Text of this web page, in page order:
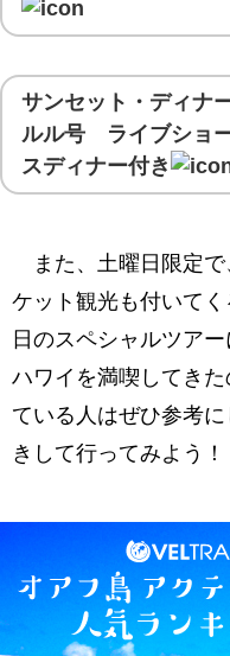
ワイアルアの店
ワイアルアコー
お店の中の様
コーヒーの試
いる
本当のロー
時間が来たの
ツアーのハイラ
ハレイワでの
ハッピーハレ
フ・ショップ
レイズのフリ
ハレイワ タ
サンセット・ディ
ルル号 ライブショ
スディナー付き
また、土曜日限定
ケット観光も付いて
日のスペシャルツア
ハワイを満喫してき
ている人はぜひ参考
きして行ってみよう！